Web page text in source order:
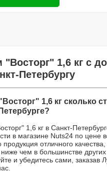
"Восторг" 1,6 кг с
Петербургу
1,6 кг сколько
1,6 кг в Санкт-
в магазине Nuts24 по цене
продукция отличного
чем в большинстве других
и убедитесь сами, заказав